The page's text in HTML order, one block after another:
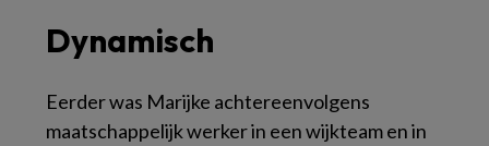
Dynamisch
Eerder was Marijke achtereenvolgens
maatschappelijk werker in een wijkteam en in